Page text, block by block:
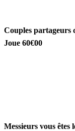
Couples partageurs
Joue 60€00
Messieurs vous êtes